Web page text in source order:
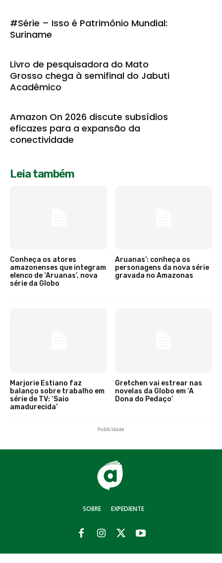
#Série – Isso é Patrimônio Mundial:
Suriname
Livro de pesquisadora do Mato
Grosso chega à semifinal do Jabuti
Acadêmico
Amazon On 2026 discute subsídios
eficazes para a expansão da
conectividade
Leia também
Conheça os atores
amazonenses que integram
elenco de ‘Aruanas’, nova
série da Globo
Aruanas’: conheça os
personagens da nova série
gravada no Amazonas
Marjorie Estiano faz
balanço sobre trabalho em
série de TV: ‘Saio
amadurecida’
Gretchen vai estrear nas
novelas da Globo em ‘A
Dona do Pedaço’
Publicidade
SOBRE EXPEDIENTE